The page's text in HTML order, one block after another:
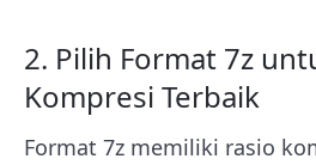
2. Pilih Format 7z
Kompresi Terbaik
Format 7z memiliki rasio